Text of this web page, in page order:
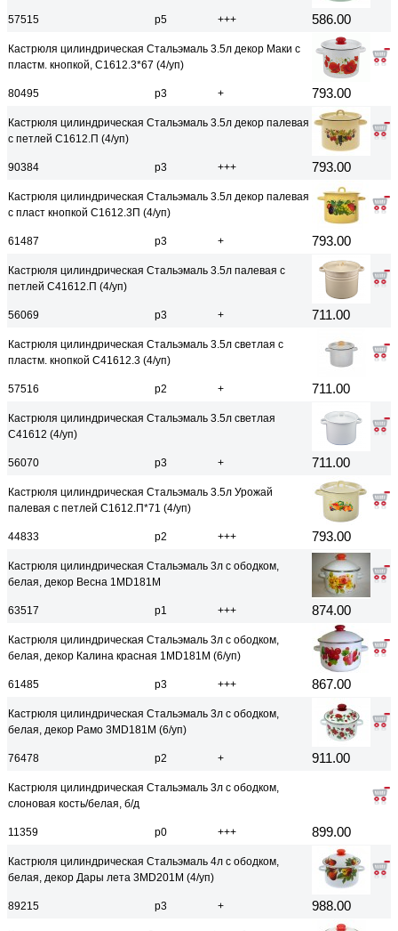
57515 р5 +++ 586.00
Кастрюля цилиндрическая Стальэмаль 3.5л декор Маки с
пластм. кнопкой, С1612.3*67 (4/уп)
80495 р3 + 793.00
Кастрюля цилиндрическая Стальэмаль 3.5л декор палевая
с петлей С1612.П (4/уп)
90384 р3 +++ 793.00
Кастрюля цилиндрическая Стальэмаль 3.5л декор палевая
с пласт кнопкой С1612.3П (4/уп)
61487 р3 + 793.00
Кастрюля цилиндрическая Стальэмаль 3.5л палевая с
петлей С41612.П (4/уп)
56069 р3 + 711.00
Кастрюля цилиндрическая Стальэмаль 3.5л светлая с
пластм. кнопкой С41612.3 (4/уп)
57516 р2 + 711.00
Кастрюля цилиндрическая Стальэмаль 3.5л светлая
С41612 (4/уп)
56070 р3 + 711.00
Кастрюля цилиндрическая Стальэмаль 3.5л Урожай
палевая с петлей С1612.П*71 (4/уп)
44833 р2 +++ 793.00
Кастрюля цилиндрическая Стальэмаль 3л с ободком,
белая, декор Весна 1MD181M
63517 р1 +++ 874.00
Кастрюля цилиндрическая Стальэмаль 3л с ободком,
белая, декор Калина красная 1MD181M (6/уп)
61485 р3 +++ 867.00
Кастрюля цилиндрическая Стальэмаль 3л с ободком,
белая, декор Рамо 3MD181M (6/уп)
76478 р2 + 911.00
Кастрюля цилиндрическая Стальэмаль 3л с ободком,
слоновая кость/белая, б/д
11359 р0 +++ 899.00
Кастрюля цилиндрическая Стальэмаль 4л с ободком,
белая, декор Дары лета 3MD201M (4/уп)
89215 р3 + 988.00